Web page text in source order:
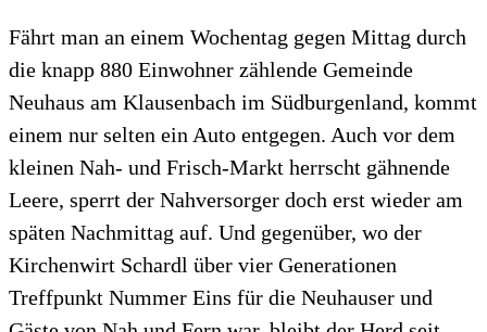
Fährt man an einem Wochentag gegen Mittag durch
die knapp 880 Einwohner zählende Gemeinde
Neuhaus am Klausenbach im Südburgenland, kommt
einem nur selten ein Auto entgegen. Auch vor dem
kleinen Nah- und Frisch-Markt herrscht gähnende
Leere, sperrt der Nahversorger doch erst wieder am
späten Nachmittag auf. Und gegenüber, wo der
Kirchenwirt Schardl über vier Generationen
Treffpunkt Nummer Eins für die Neuhauser und